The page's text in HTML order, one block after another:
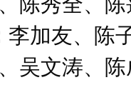
李加友、陈
吴文涛、